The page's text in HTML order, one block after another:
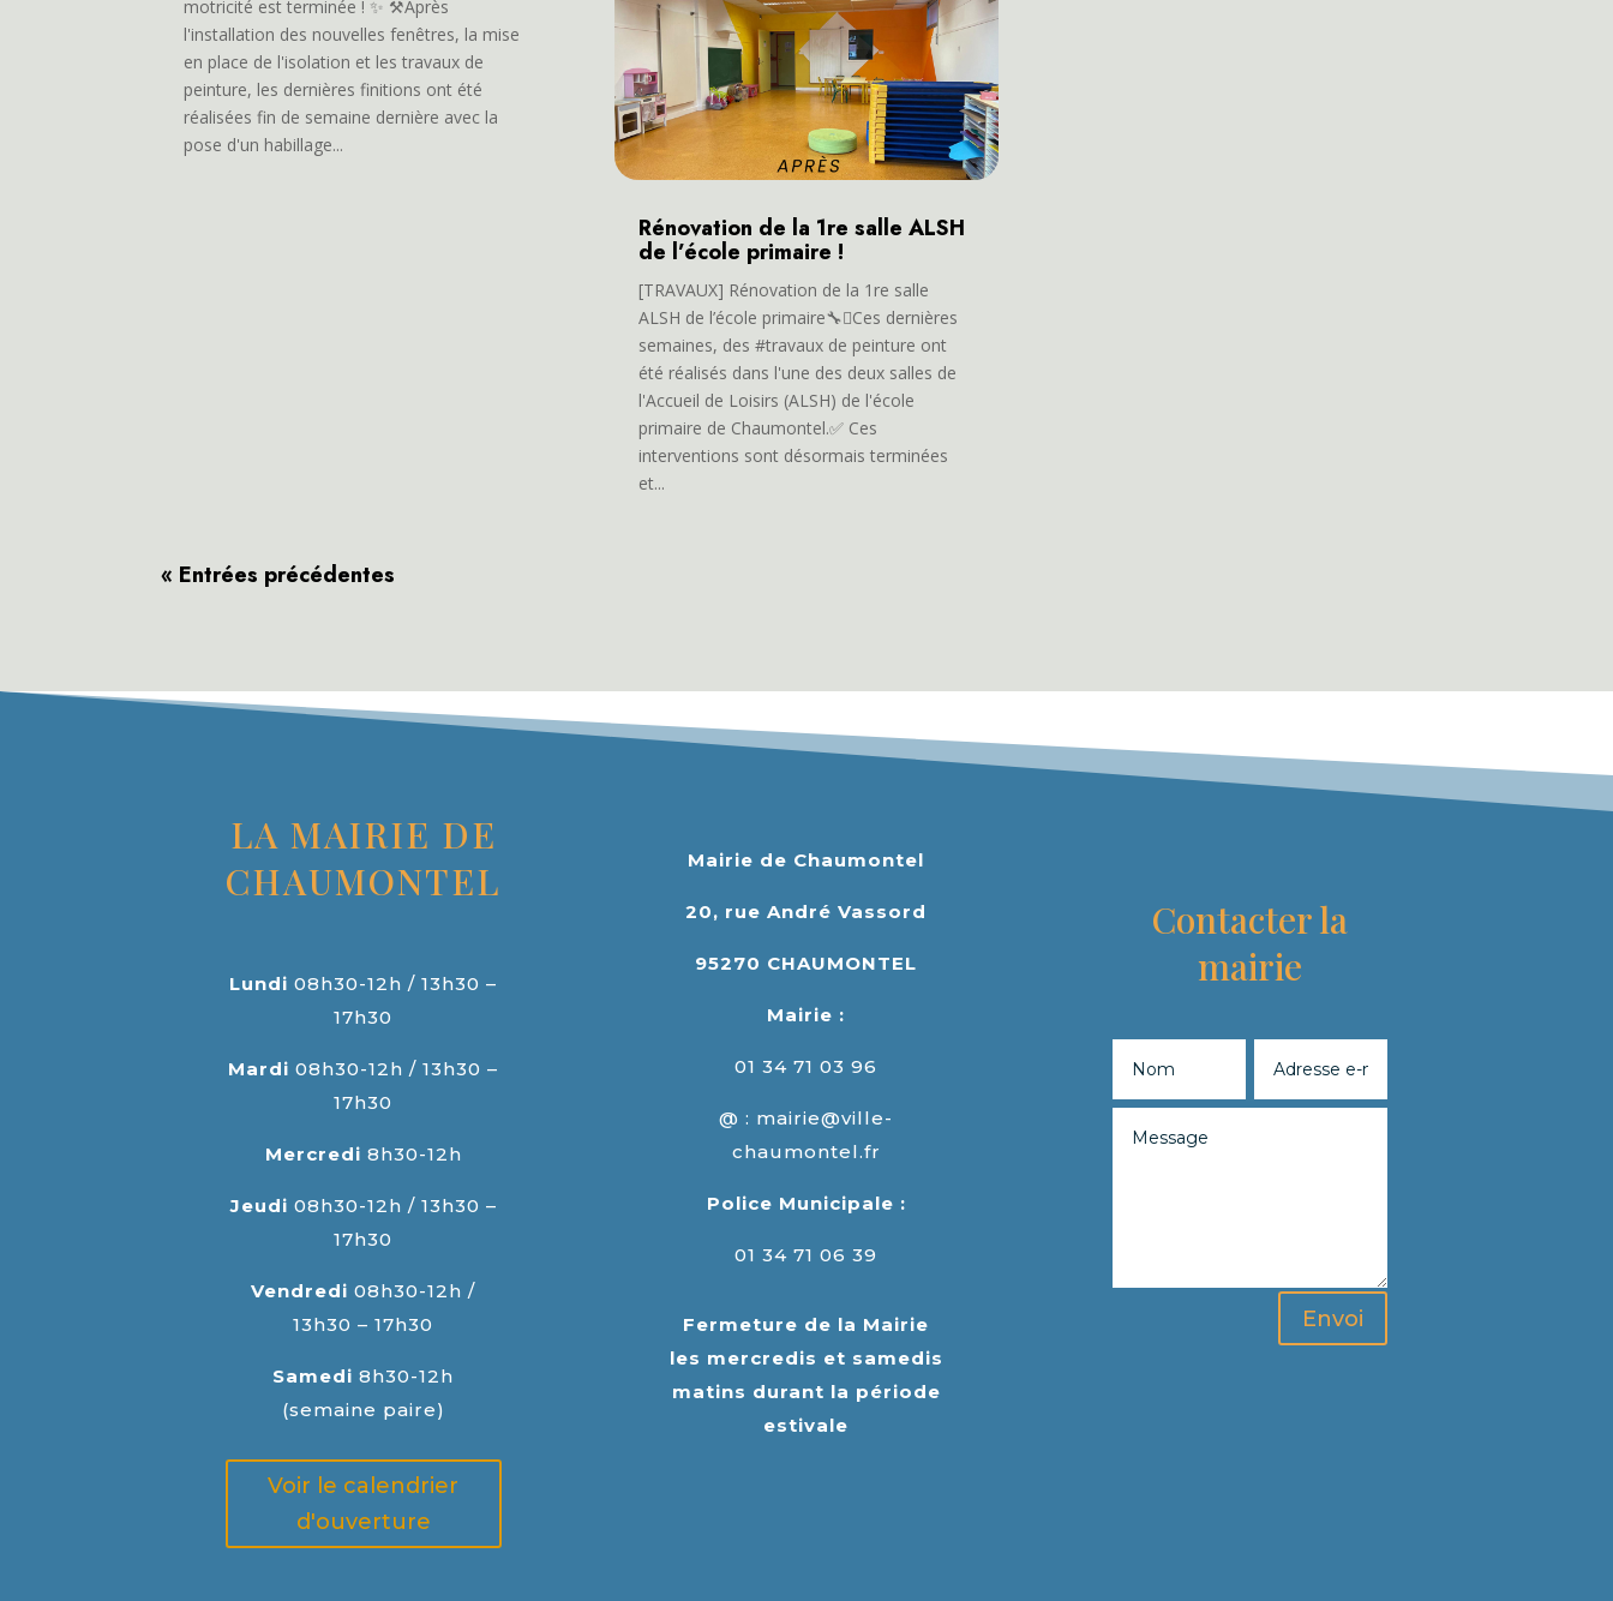
motricité est terminée ! ✨ ⚒️Après
l'installation des nouvelles fenêtres, la mise
en place de l'isolation et les travaux de
peinture, les dernières finitions ont été
réalisées fin de semaine dernière avec la
pose d'un habillage...
Rénovation de la 1re salle ALSH
de l’école primaire !
[TRAVAUX] Rénovation de la 1re salle
ALSH de l’école primaire🔧🫟Ces dernières
semaines, des #travaux de peinture ont
été réalisés dans l'une des deux salles de
l'Accueil de Loisirs (ALSH) de l'école
primaire de Chaumontel.✅ Ces
interventions sont désormais terminées
et...
« Entrées précédentes
LA MAIRIE DE
CHAUMONTEL
Lundi 08h30-12h / 13h30 –
17h30
Mardi08h30-12h / 13h30 –
17h30
Mercredi 8h30-12h
Jeudi 08h30-12h / 13h30 –
17h30
Vendredi 08h30-12h /
13h30 – 17h30
Samedi8h30-12h
(semaine paire)
Voir le calendrier
d'ouverture
Mairie de Chaumontel
20, rue André Vassord
95270 CHAUMONTEL
Mairie :
01 34 71 03 96
@ : mairie@ville-
chaumontel.fr
Police Municipale :
01 34 71 06 39
Fermeture de la Mairie
les mercredis et samedis
matins durant la période
estivale
Contacter la
mairie
Envoi